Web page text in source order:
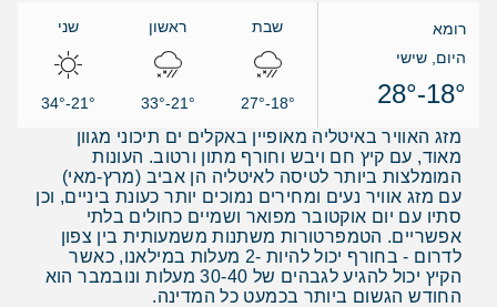
רומא
היום, שישי
18°-28°
שבת
18°-27°
ראשון
21°-33°
שני
21°-34°
מזג האוויר באיטליה מאופיין באקלים ים תיכוני מגוון
מאוד, עם קיץ חם ויבש וחורף מתון ורטוב. העונות
המומלצות ביותר לטיסה לאיטליה הן אביב (מרץ-מאי)
עם מזג אוויר נעים ומחירים נמוכים יותר כעונת ביניים, וכן
סתיו עם יום אוקטובר מפואר ושמיים כחולים בלתי
אפשריים. הטמפרטורות משתנות משמעותית בין צפון
לדרום - בחורף יכול להיות -2 מעלות במילאנו, כאשר
הקיץ יכול להגיע לגבהים של 30-40 מעלות ונובמבר הוא
החודש הגשום ביותר בכמעט כל המדינה.